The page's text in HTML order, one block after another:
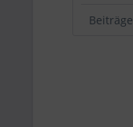
Beiträge